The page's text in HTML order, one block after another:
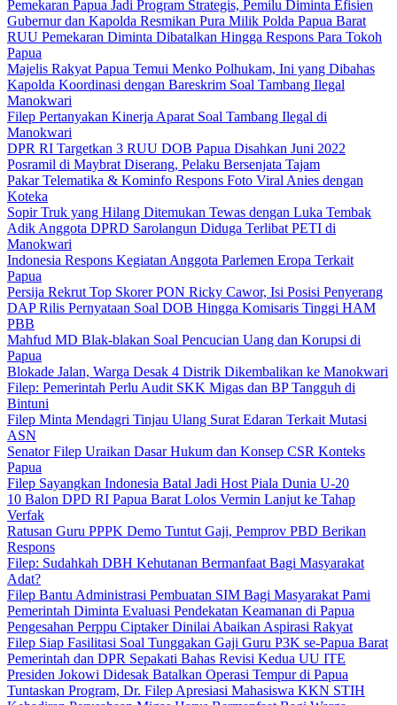
Pemekaran Papua Jadi Program Strategis, Pemilu Diminta Efisien
Gubernur dan Kapolda Resmikan Pura Milik Polda Papua Barat
RUU Pemekaran Diminta Dibatalkan Hingga Respons Para Tokoh
Papua
Majelis Rakyat Papua Temui Menko Polhukam, Ini yang Dibahas
Kapolda Koordinasi dengan Bareskrim Soal Tambang Ilegal
Manokwari
Filep Pertanyakan Kinerja Aparat Soal Tambang Ilegal di
Manokwari
DPR RI Targetkan 3 RUU DOB Papua Disahkan Juni 2022
Posramil di Maybrat Diserang, Pelaku Bersenjata Tajam
Pakar Telematika & Kominfo Respons Foto Viral Anies dengan
Koteka
Sopir Truk yang Hilang Ditemukan Tewas dengan Luka Tembak
Adik Anggota DPRD Sarolangun Diduga Terlibat PETI di
Manokwari
Indonesia Respons Kegiatan Anggota Parlemen Eropa Terkait
Papua
Persija Rekrut Top Skorer PON Ricky Cawor, Isi Posisi Penyerang
DAP Rilis Pernyataan Soal DOB Hingga Komisaris Tinggi HAM
PBB
Mahfud MD Blak-blakan Soal Pencucian Uang dan Korupsi di
Papua
Blokade Jalan, Warga Desak 4 Distrik Dikembalikan ke Manokwari
Filep: Pemerintah Perlu Audit SKK Migas dan BP Tangguh di
Bintuni
Filep Minta Mendagri Tinjau Ulang Surat Edaran Terkait Mutasi
ASN
Senator Filep Uraikan Dasar Hukum dan Konsep CSR Konteks
Papua
Filep Sayangkan Indonesia Batal Jadi Host Piala Dunia U-20
10 Balon DPD RI Papua Barat Lolos Vermin Lanjut ke Tahap
Verfak
Ratusan Guru PPPK Demo Tuntut Gaji, Pemprov PBD Berikan
Respons
Filep: Sudahkah DBH Kehutanan Bermanfaat Bagi Masyarakat
Adat?
Filep Bantu Administrasi Pembuatan SIM Bagi Masyarakat Pami
Pemerintah Diminta Evaluasi Pendekatan Keamanan di Papua
Pengesahan Perppu Ciptaker Dinilai Abaikan Aspirasi Rakyat
Filep Siap Fasilitasi Soal Tunggakan Gaji Guru P3K se-Papua Barat
Pemerintah dan DPR Sepakati Bahas Revisi Kedua UU ITE
Presiden Jokowi Didesak Batalkan Operasi Tempur di Papua
Tuntaskan Program, Dr. Filep Apresiasi Mahasiswa KKN STIH